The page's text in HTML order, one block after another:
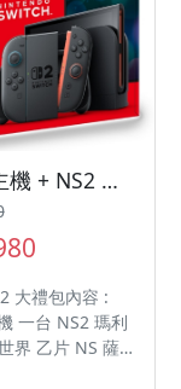
NS2 主機 + NS2 瑪利歐賽車 世界 大禮包
大禮包內容 :
一台 NS2 瑪利
界 乙片 NS 薩爾